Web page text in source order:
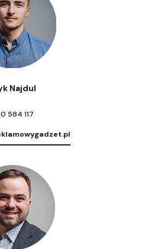
Najdul
584 117